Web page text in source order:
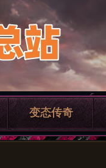
变态传奇